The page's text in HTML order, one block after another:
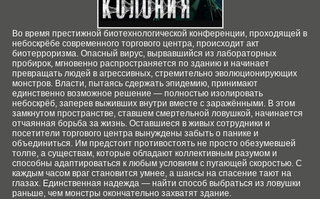
Во время престижной биотехнологической конференции, проходящей в
небоскрёбе современного торгового центра, происходит акт
биотерроризма. Опасный вирус, вырвавшийся из лабораторных
пробирок, мгновенно распространяется по зданию и начинает
превращать людей в агрессивных, стремительно эволюционирующих
монстров. Власти, пытаясь сдержать эпидемию, принимают
единственно возможное решение — полностью изолировать
небоскрёб, заперев выживших внутри вместе с заражёнными. В этом
замкнутом пространстве, ставшем смертельной ловушкой, начинается
отчаянная борьба за жизнь. Оставшиеся в живых сотрудники и
посетители торгового центра вынуждены забыть о панике и
объединиться. Им предстоит противостоять не просто обезумевшей
толпе, а существам, которые обладают коллективным разумом и
способны адаптироваться к любым условиям с пугающей скоростью. С
каждым часом враг становится умнее, а шансы на спасение тают на
глазах. Единственная надежда — найти способ выбраться из ловушки
раньше, чем монстры окончательно захватят здание.